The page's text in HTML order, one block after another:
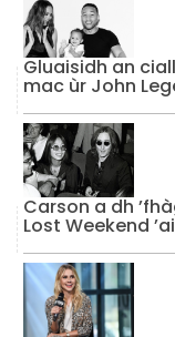
Gluaisidh an
mac ùr John
Carson a dh
Lost Weekend